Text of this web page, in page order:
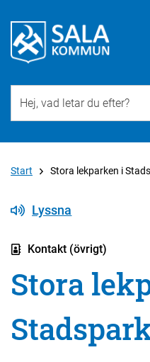
Start Stora lekparken i
Lyssna
Kontakt (övrigt)
Stora